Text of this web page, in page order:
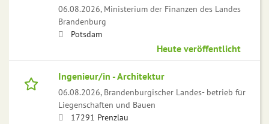
06.08.2026, Ministerium der Finanzen des Landes
Brandenburg
Potsdam
Heute veröffentlicht
Ingenieur/in - Architektur
06.08.2026, Brandenburgischer Landes- betrieb für
Liegenschaften und Bauen
17291 Prenzlau